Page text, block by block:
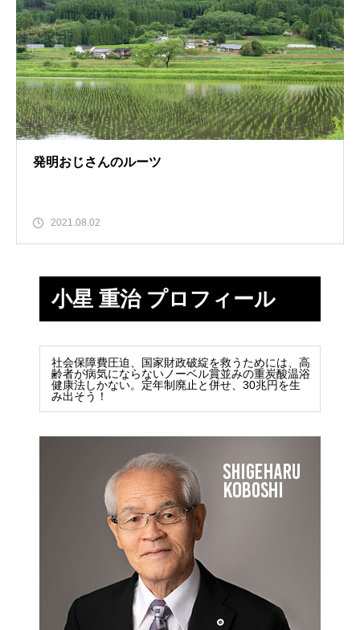
発明おじさんのルーツ
2021.08.02
小星 重治 プロフィール
社会保障費圧迫、国家財政破綻を救うためには、高
齢者が病気にならないノーベル賞並みの重炭酸温浴
健康法しかない。定年制廃止と併せ、30兆円を生
み出そう！